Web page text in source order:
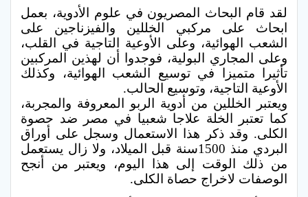
لقد قام البحاث المصريون في علوم الأدوية، بعمل
ابحاث على مركبي الخللين والفيزناجين على
الشعب الهوائية، وعلى الأوعية التاجية في القلب،
وعلى المجاري البولية، فوجدوا أن لهذين المركبين
تأثيرا متميزا في توسيع الشعب الهوائية، وكذلك
الأوعية التاجية، وتوسيع الحالب.
ويعتبر الخللين من أدوية الربو المعروفة والمجربة،
كما تعتبر الخلة علاجا شعبيا في مصر ضد حصوة
الكلى. وقد ذكر هذا الاستعمال وسجل على أوراق
البردي منذ 1500سنة قبل الميلاد، ولا زال يستعمل
من ذلك الوقت إلى هذا اليوم، ويعتبر من أنجح
الوصفات لاخراج حصاة الكلى.